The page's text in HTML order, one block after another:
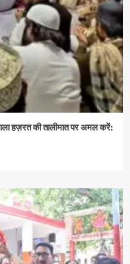
हज़रत की तालीमात पर अमल करें: